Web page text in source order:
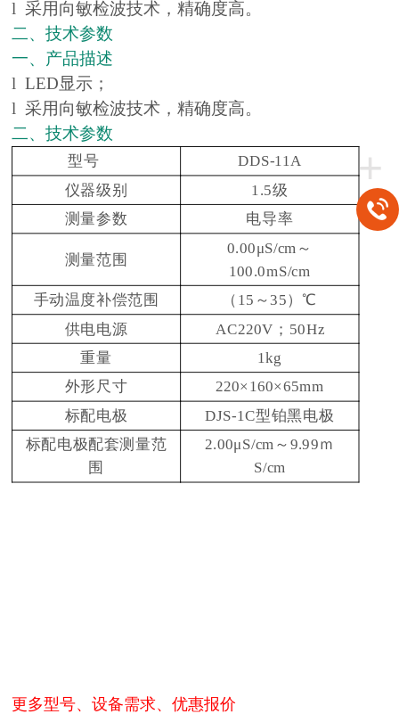
l 采用向敏检波技术，精确度高。
二、技术参数
一、产品描述
l LED显示；
l 采用向敏检波技术，精确度高。
二、技术参数
+
型号
DDS-11A
仪器级别
1.5级
测量参数
电导率
测量范围
0.00μS/cm～
100.0mS/cm
手动温度补偿范围
（15～35）℃
供电电源
AC220V；50Hz
重量
1kg
外形尺寸
220×160×65mm
标配电极
DJS-1C型铂黑电极
标配电极配套测量范
围
2.00μS/cm～9.99ｍ
S/cm
更多型号、设备需求、优惠报价